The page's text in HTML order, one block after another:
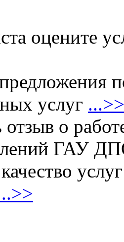
оцените
услуг ...>>
отзыв о
ГАУ